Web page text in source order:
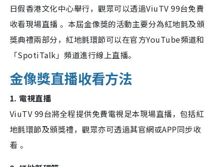
日假香港文化中心舉行，觀眾可以透過ViuTV 99台免費
收看現場直播 。本屆金像獎的活動主要分為紅地氈及頒
獎典禮兩部分，紅地氈環節可以在官方YouTube頻道和
「SpotiTalk」頻道進行線上直播。
金像獎直播收看方法
1. 電視直播
ViuTV 99台將全程提供免費電視足本現場直播，包括紅
地氈環節及頒獎禮，觀眾亦可透過其官網或APP同步收
看 。